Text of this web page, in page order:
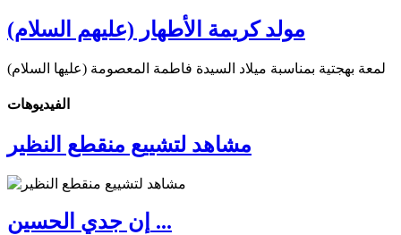
مولد كريمة الأطهار (عليهم السلام)
لمعة بهجتية بمناسبة ميلاد السيدة فاطمة المعصومة (عليها السلام)
الفیدیوهات
مشاهد لتشييع منقطع النظير
إن جدي الحسين ...